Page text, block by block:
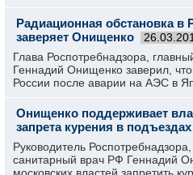
Радиационная обстановка в
заверяет Онищенко
Глава Роспотребнадзора,
Геннадий Онищенко заверил,
России после аварии на АЭС в
Онищенко поддерживает
запрета курения в подъездах
Руководитель
санитарный врач РФ Геннадий